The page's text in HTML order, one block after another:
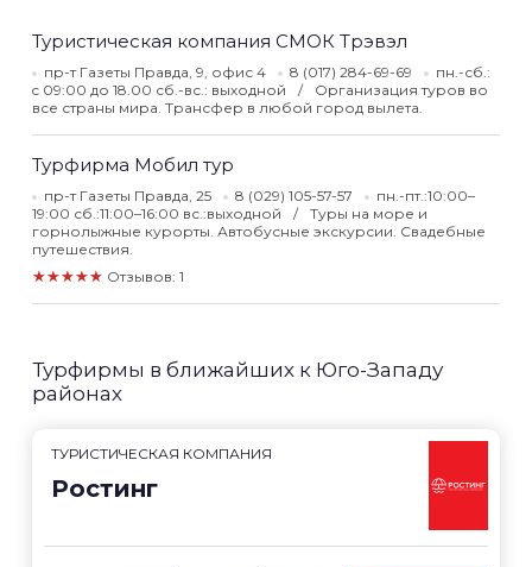
Туристическая компания СМОК Трэвэл
пр-т Газеты Правда, 9, офис 4 8 (017) 284-69-69
пн.-сб.:
c 09:00 до 18.00 сб.-вс.: выходной
Организация туров во
все страны мира. Трансфер в любой город вылета.
Турфирма Мобил тур
пр-т Газеты Правда, 25 8 (029) 105-57-57
пн.-пт.:10:00–
19:00 сб.:11:00–16:00 вс.:выходной
Туры на море и
горнолыжные курорты. Автобусные экскурсии. Свадебные
путешествия.
★★★★★ Отзывов: 1
Турфирмы в ближайших к Юго-Западу
районах
ТУРИСТИЧЕСКАЯ КОМПАНИЯ
Ростинг